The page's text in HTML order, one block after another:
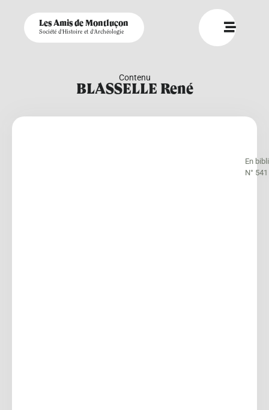
Les Amis de Montluçon
Société d'Histoire et d'Archéologie
Contenu
BLASSELLE René
En
N° 541